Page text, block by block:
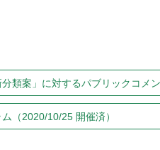
分類案」に対するパブリックコメ
（2020/10/25 開催済）